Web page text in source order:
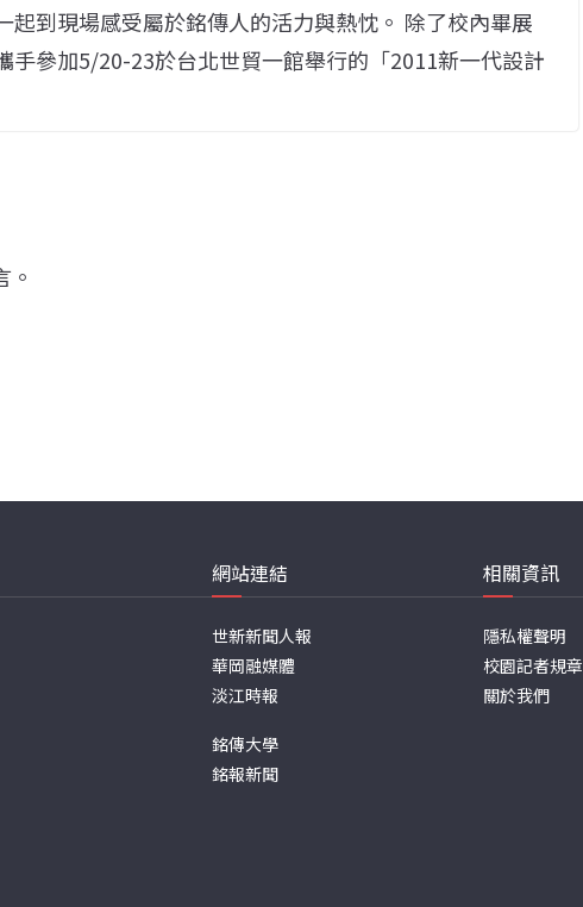
起到現場感受屬於銘傳人的活力與熱忱。 除了校內畢展
手參加5/20-23於台北世貿一館舉行的「2011新一代設計
。
網站連結
世新新聞人報
華岡融媒體
淡江時報
銘傳大學
銘報新聞
相關資訊
隱私權聲明
校園記者規章
關於我們